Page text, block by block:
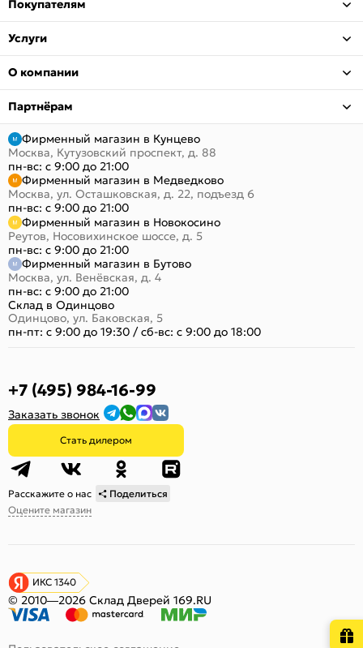
Покупателям
Услуги
О компании
Партнёрам
Фирменный магазин в Кунцево
Москва, Кутузовский проспект, д. 88
пн-вс: с 9:00 до 21:00
Фирменный магазин в Медведково
Москва, ул. Осташковская, д. 22, подъезд 6
пн-вс: с 9:00 до 21:00
Фирменный магазин в Новокосино
Реутов, Носовихинское шоссе, д. 5
пн-вс: с 9:00 до 21:00
Фирменный магазин в Бутово
Москва, ул. Венёвская, д. 4
пн-вс: с 9:00 до 21:00
Склад в Одинцово
Одинцово, ул. Баковская, 5
пн-пт: с 9:00 до 19:30 /сб-вс: с 9:00 до 18:00
+7 (495) 984-16-99
Заказать звонок
Стать дилером
Расскажите о нас
Поделиться
Оцените магазин
ИКС 1340
© 2010—2026 Склад Дверей 169.RU